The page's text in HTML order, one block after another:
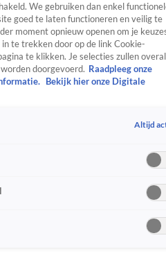
RealityCrimeVideo's
We gebruiken dan enkel
goed te laten functioneren en veilig te
moment opnieuw openen om je
te trekken door op de link Cookie-
te klikken. Je selecties zullen overal
doorgevoerd. Raadpleeg onze
Bekijk hier onze Digitale
Altijd